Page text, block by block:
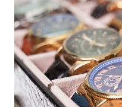
della stabilità sociale. 1.
Per molti governi,
emergenti, l'impennata
di bilancio insostenibili.
precedentemente
dirottate per calmierare